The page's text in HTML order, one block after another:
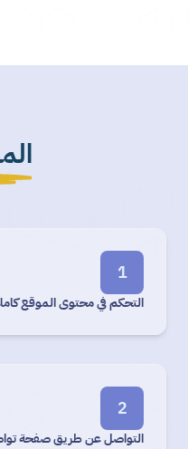
1
التحكم في محتوى الموقع
2
التواصل عن طريق صفحة